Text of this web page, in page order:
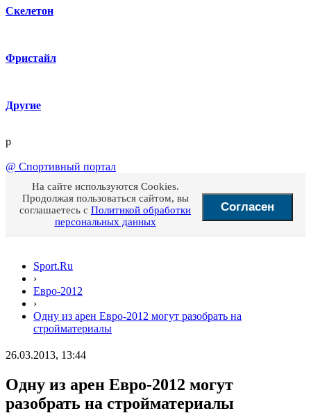
Скелетон
Фристайл
Другие
p
@ Спортивный портал
На сайте используются Cookies.
Продолжая пользоваться сайтом, вы
соглашаетесь с Политикой обработки
персональных данных
Согласен
Sport.Ru
›
Евро-2012
›
Одну из арен Евро-2012 могут разобрать на
стройматериалы
26.03.2013, 13:44
Одну из арен Евро-2012 могут
разобрать на стройматериалы